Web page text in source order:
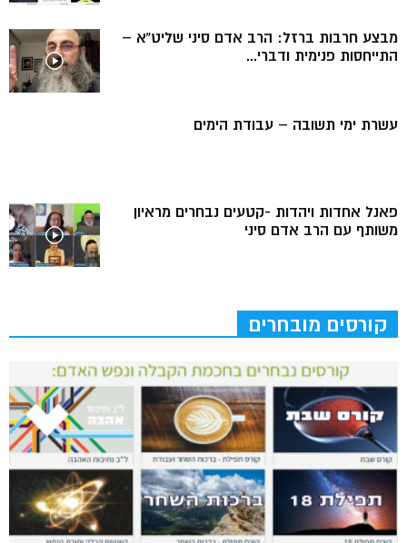
מבצע חרבות ברזל: הרב אדם סיני שליט”א –
התייחסות פנימית ודברי...
עשרת ימי תשובה – עבודת הימים
פאנל אחדות ויהדות -קטעים נבחרים מראיון
משותף עם הרב אדם סיני
קורסים מובחרים